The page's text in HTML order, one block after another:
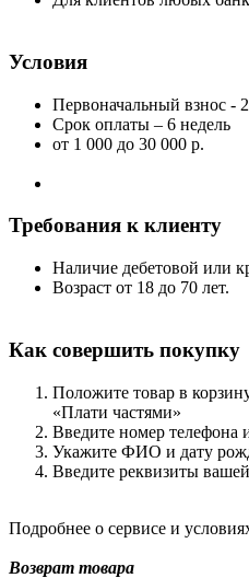
Условия
Первоначальный взнос -
Срок оплаты – 6 недель
от 1 000 до 30 000 р.
Требования к клиенту
Наличие дебетовой или
Возраст от 18 до 70 лет.
Как совершить покупку
Положите товар в
«Плати частями»
Введите номер телефона
Укажите ФИО и дату
Введите реквизиты
Подробнее о сервисе и
Возврат товара